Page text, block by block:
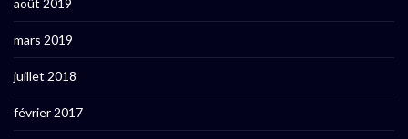
août 2019
mars 2019
juillet 2018
février 2017